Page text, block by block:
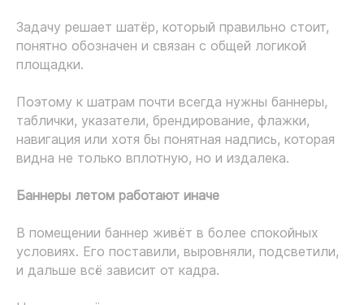
Задачу решает шатёр, который правильно стоит,
понятно обозначен и связан с общей логикой
площадки.
Поэтому к шатрам почти всегда нужны баннеры,
таблички, указатели, брендирование, флажки,
навигация или хотя бы понятная надпись, которая
видна не только вплотную, но и издалека.
Баннеры летом работают иначе
В помещении баннер живёт в более спокойных
условиях. Его поставили, выровняли, подсветили,
и дальше всё зависит от кадра.